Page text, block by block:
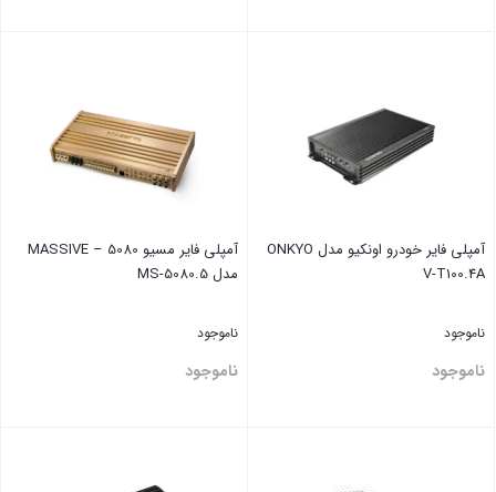
آمپلی فایر خودرو اونکیو مدل ONKYO
V-T100.4A
ناموجود
ناموجود
آمپلی فایر مسیو 5080 – MASSIVE
مدل MS-5080.5
ناموجود
ناموجود